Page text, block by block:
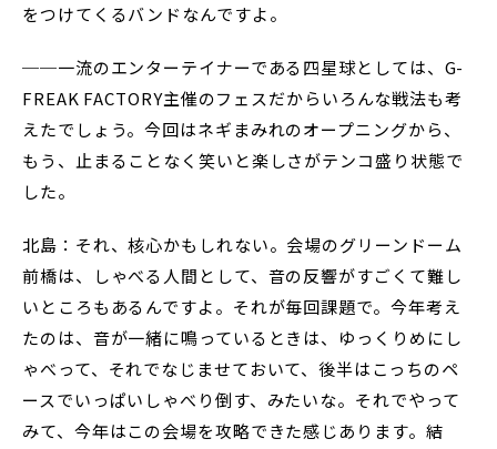
をつけてくるバンドなんですよ。
──一流のエンターテイナーである四星球としては、G-
FREAK FACTORY主催のフェスだからいろんな戦法も考
えたでしょう。今回はネギまみれのオープニングから、
もう、止まることなく笑いと楽しさがテンコ盛り状態で
した。
北島：それ、核心かもしれない。会場のグリーンドーム
前橋は、しゃべる人間として、音の反響がすごくて難し
いところもあるんですよ。それが毎回課題で。今年考え
たのは、音が一緒に鳴っているときは、ゆっくりめにし
ゃべって、それでなじませておいて、後半はこっちのペ
ースでいっぱいしゃべり倒す、みたいな。それでやって
みて、今年はこの会場を攻略できた感じあります。結